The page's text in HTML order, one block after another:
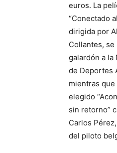
euros. La
“Conectado
dirigida por
Collantes, se
galardón a la
de Deportes
mientras
elegido
sin retorno”
Carlos
del piloto